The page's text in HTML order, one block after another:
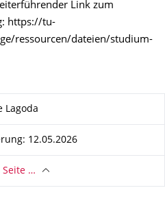
Link zum
https://tu-
ressourcen/dateien/studium-
Lagoda
12.05.2026
Seite …